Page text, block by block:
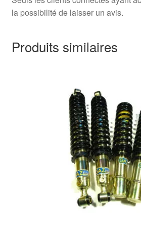
la possibilité de laisser un avis.
Produits similaires